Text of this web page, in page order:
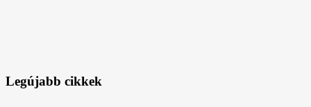
Legújabb cikkek